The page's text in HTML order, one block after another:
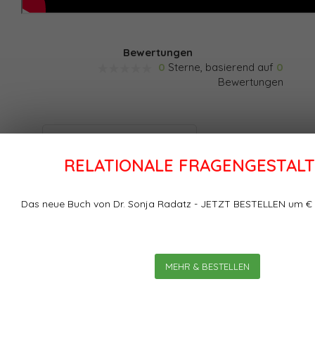
RELATIONALE
Das neue Buch von Dr. Sonja Radatz - JETZT BESTELLEN um
MEHR & BESTELLEN
Bewertungen
0 Sterne, basierend auf 0
Bewertungen
Schlagworte